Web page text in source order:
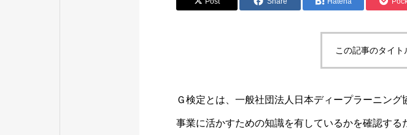
IT Solution
証券システ
この記事のタイ
Ｇ検定とは、一般社団法人日本ディープラーニン
事業に活かすための知識を有しているかを確認する